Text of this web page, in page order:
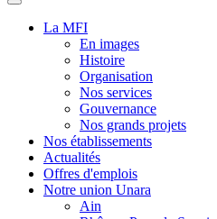
MENU
PRINCIPAL
La MFI
En images
Histoire
Organisation
Nos services
Gouvernance
Nos grands projets
Nos établissements
Actualités
Offres d'emplois
Notre union Unara
Ain